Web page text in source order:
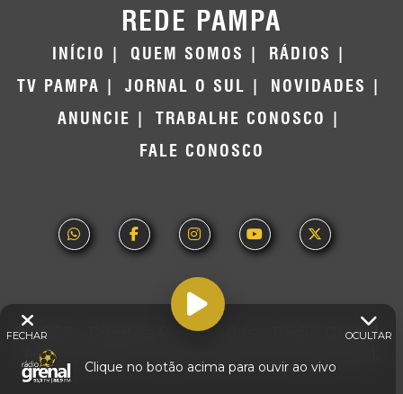
REDE PAMPA
INÍCIO QUEM SOMOS
RÁDIOS
TV PAMPA
JORNAL O SUL
NOVIDADES
ANUNCIE
TRABALHE CONOSCO
FALE CONOSCO
© 2026 - Direitos Reservados - Rádio Grenal -
Rede Pampa de Comunicação | RS - Brasil.
OCULTAR
FECHAR
Clique no botão acima para ouvir ao vivo